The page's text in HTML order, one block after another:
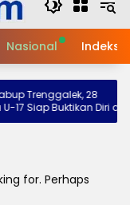
Nasional Indeks
28
Siap Buktikan Diri di
for. Perhaps